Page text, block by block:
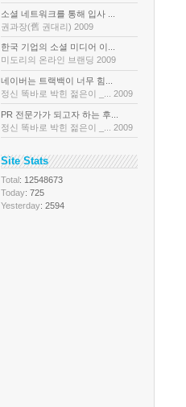
소셜 네트워크를 통해 입사 ...
권과장(舊 권대리) 2009
한국 기업의 소셜 미디어 이...
미도리의 온라인 브랜딩 2009
네이버는 트랙백이 너무 힘...
정신 똑바로 박힌 젊은이 _... 2009
PR 전문가가 되고자 하는 후...
정신 똑바로 박힌 젊은이 _... 2009
Site Stats
Total: 12548673
Today: 725
Yesterday: 2594